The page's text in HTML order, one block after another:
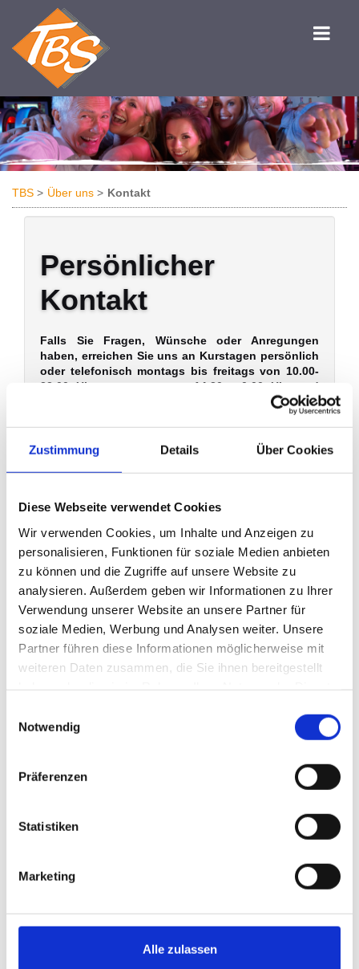
Zustimmung Details Über Cookies
Diese Webseite verwendet Cookies
Wir verwenden Cookies, um Inhalte und Anzeigen zu
personalisieren, Funktionen für soziale Medien anbieten
zu können und die Zugriffe auf unsere Website zu
analysieren. Außerdem geben wir Informationen zu Ihrer
Verwendung unserer Website an unsere Partner für
soziale Medien, Werbung und Analysen weiter. Unsere
Partner führen diese Informationen möglicherweise mit
weiteren Daten zusammen, die Sie ihnen bereitgestellt
Notwendig
Präferenzen
Statistiken
Marketing
Alle zulassen
TBS Über uns Kontakt
Persönlicher
Kontakt
Falls Sie Fragen, Wünsche oder Anregungen
haben, erreichen Sie uns an Kurstagen persönlich
oder telefonisch montags bis freitags von 10.00-
23.00 Uhr, samstags von 14.30 - 0.00 Uhr und
Bitte setzen Sie sich wegen Ausweichterminen /
Terminverschiebungen immer rechtzeitig mit
unserem Büro (Montag bis Freitag 10.00-18.00 Uhr)
in Verbindung. Ersatztermine per E-Mail können
Ihr Verständnis.
Adresse
Arnulf-Klett-Platz 1-3
Telefon